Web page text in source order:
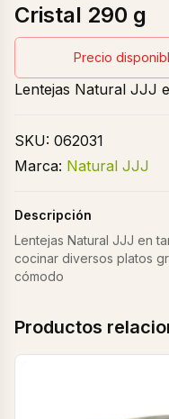
Cristal 290 g
Precio
Lentejas Natural JJJ
SKU: 062031
Marca: Natural JJJ
Descripción
Lentejas Natural JJJ en
cocinar diversos platos
cómodo
Productos